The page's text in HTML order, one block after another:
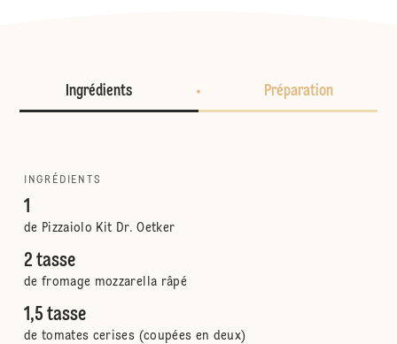
Ingrédients Préparation
INGRÉDIENTS
1
de Pizzaiolo Kit Dr. Oetker
2 tasse
de fromage mozzarella râpé
1,5 tasse
de tomates cerises (coupées en deux)